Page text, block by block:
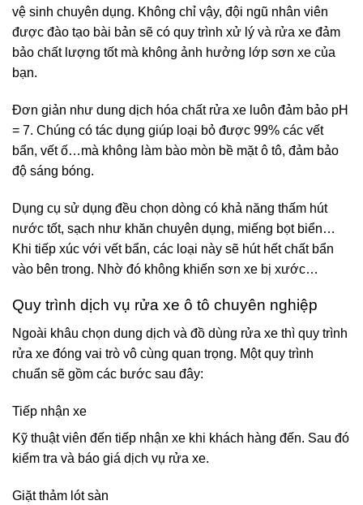
vệ sinh chuyên dụng. Không chỉ vậy, đội ngũ nhân viên
được đào tạo bài bản sẽ có quy trình xử lý và rửa xe đảm
bảo chất lượng tốt mà không ảnh hưởng lớp sơn xe của
bạn.
Đơn giản như dung dịch hóa chất rửa xe luôn đảm bảo pH
= 7. Chúng có tác dụng giúp loại bỏ được 99% các vết
bẩn, vết ố…mà không làm bào mòn bề mặt ô tô, đảm bảo
độ sáng bóng.
Dụng cụ sử dụng đều chọn dòng có khả năng thấm hút
nước tốt, sạch như khăn chuyên dụng, miếng bọt biển…
Khi tiếp xúc với vết bẩn, các loại này sẽ hút hết chất bẩn
vào bên trong. Nhờ đó không khiến sơn xe bị xước…
Quy trình dịch vụ rửa xe ô tô chuyên nghiệp
Ngoài khâu chọn dung dịch và đồ dùng rửa xe thì quy trình
rửa xe đóng vai trò vô cùng quan trọng. Một quy trình
chuẩn sẽ gồm các bước sau đây:
Tiếp nhận xe
Kỹ thuật viên đến tiếp nhận xe khi khách hàng đến. Sau đó
kiểm tra và báo giá dịch vụ rửa xe.
Giặt thảm lót sàn